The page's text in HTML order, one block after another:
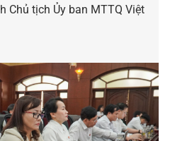
Chủ tịch Ủy ban MTTQ Việt